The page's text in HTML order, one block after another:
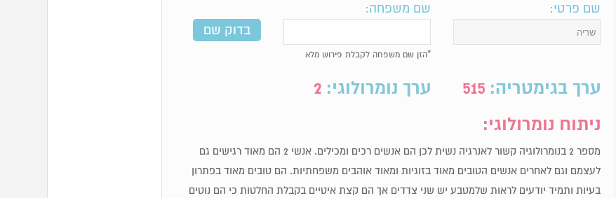
שם פרטי: שם משפחה:
*הזן שם משפחה לקבלת פירוש מלא
ערך בגימטריה: 515 ערך נומרולוגי: 2
ניתוח נומרולוגי:
מספר 2 בנומרולוגיה קשור לאנרגיה נשית לכן הם אנשים רכים ומכילים. אנשי 2 הם מאוד רגישים גם
לעצמם וגם לאחרים אנשים הטובים מאוד בזוגיות ומאוד אוהבים משפחתיות. הם טובים מאוד בפתרון
בעיות ותמיד יודעים לראות שלמטבע יש שני צדדים אך הם קצת איטיים בקבלת החלטות כי הם נוטים